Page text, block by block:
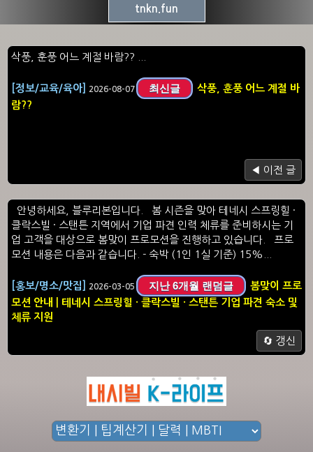
tnkn.fun
삭풍, 훈풍 어느 계절 바람?? ...
[정보/교육/육아] 2026-08-07 최신글
삭풍, 훈풍 어느 계절 바
람??
◀ 이전 글
안녕하세요, 블루리본입니다. 봄 시즌을 맞아 테네시 스프링힐 ·
클락스빌 · 스탠튼 지역에서 기업 파견 인력 체류를 준비하시는 기
업 고객을 대상으로 봄맞이 프로모션을 진행하고 있습니다. 프로
모션 내용은 다음과 같습니다. - 숙박 (1인 1실 기준) 15%...
[홍보/명소/맛집] 2026-03-05 지난 6개월 랜덤글
봄맞이 프로
모션 안내 | 테네시 스프링힐 · 클락스빌 · 스탠튼 기업 파견 숙소 및
체류 지원
🔄 갱신